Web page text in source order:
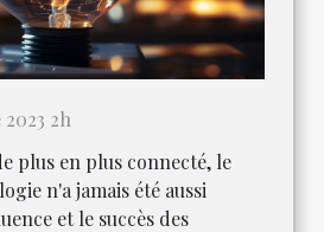
2h
plus en plus connecté, le
n'a jamais été aussi
et le succès des